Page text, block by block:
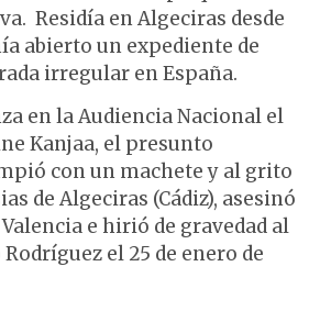
Residía en Algeciras desde
abierto un expediente de
irregular en España.
en la Audiencia Nacional el
Kanjaa, el presunto
con un machete y al grito
de Algeciras (Cádiz), asesinó
e hirió de gravedad al
el 25 de enero de